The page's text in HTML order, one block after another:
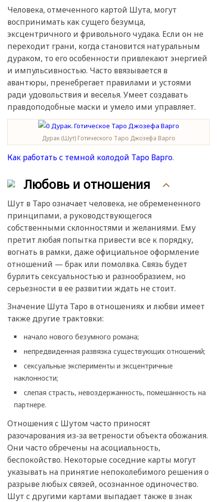
Человека, отмеченного картой Шута, могут
воспринимать как сущего безумца,
эксцентричного и фривольного чудака. Если он не
переходит грани, когда становится натуральным
дураком, то его особенности привлекают энергией
и импульсивностью. Часто ввязывается в
авантюры, пренебрегает правилами и устоями
ради удовольствия и веселья. Умеет создавать
правдоподобные маски и умело ими управляет.
Дурак (Шут) Готического Таро Джозефа Варго
Как работать с темной колодой Таро Варго.
Любовь и отношения
Шут в Таро означает человека, не обремененного
принципами, а руководствующегося
собственными склонностями и желаниями. Ему
претит любая попытка привести все к порядку,
вогнать в рамки, даже официальное оформление
отношений — брак или помолвка. Связь будет
бурлить сексуальностью и разнообразием, но
серьезности в ее развитии ждать не стоит.
Значение Шута Таро в отношениях и любви имеет
также другие трактовки:
начало нового безумного романа;
непредвиденная развязка существующих отношений;
сексуальные эксперименты и эксцентричные
наклонности;
слепая страсть, невоздержанность, помешанность на
партнере.
Отношения с Шутом часто приносят
разочарования из-за ветрености объекта обожания.
Они часто обречены на асоциальность,
беспокойство. Некоторые соседние карты могут
указывать на принятие непоколебимого решения о
разрыве любых связей, осознанное одиночество.
Шут с другими картами выпадает также в знак